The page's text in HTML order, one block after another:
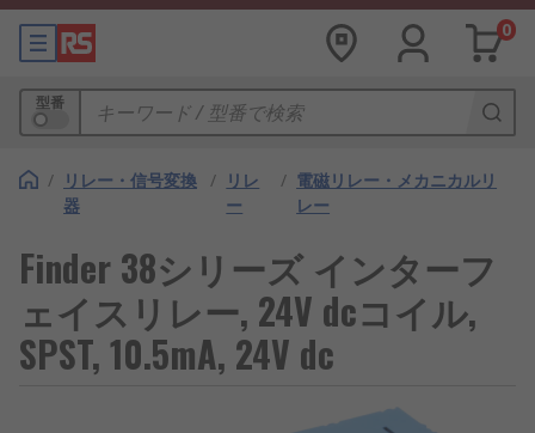
0
型番
/ リレー・信号変換
器
/ リレ
ー
/ 電磁リレー・メカニカルリ
レー
Finder 38シリーズ インターフ
ェイスリレー, 24V dcコイル,
SPST, 10.5mA, 24V dc